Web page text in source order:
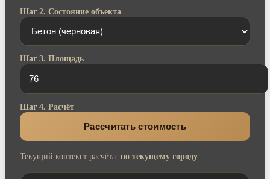
Шаг 2. Состояние объекта
Шаг 3. Площадь
Шаг 4. Расчёт
Рассчитать стоимость
Текущий контекст расчёта: по текущему городу